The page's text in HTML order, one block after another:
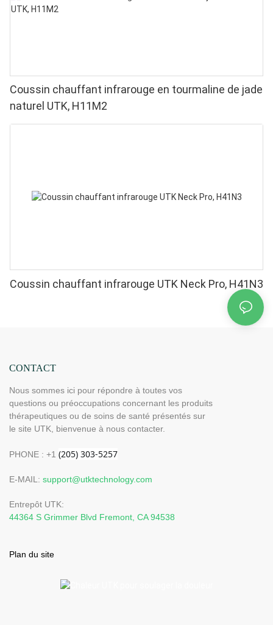
Coussin chauffant infrarouge en tourmaline de jade
naturel UTK, H11M2
Coussin chauffant infrarouge UTK Neck Pro, H41N3
CONTACT
Nous sommes ici pour répondre à toutes vos
questions ou préoccupations concernant les produits
thérapeutiques ou de soins de santé présentés sur
le site UTK, bienvenue à nous contacter.
PHONE : +1
E-MAIL: support@utktechnology.com
Entrepôt UTK:
44364 S Grimmer Blvd Fremont, CA 94538
Plan du site